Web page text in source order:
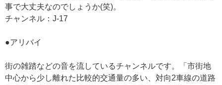
事で大丈夫なのでしょうか(笑)。
チャンネル：J-17
●アリバイ
街の雑踏などの音を流しているチャンネルです。「市街地
中心から少し離れた比較的交通量の多い、対向2車線の道路